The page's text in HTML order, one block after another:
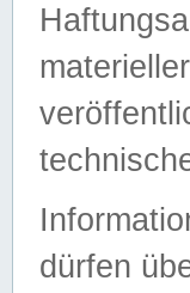
dürfen